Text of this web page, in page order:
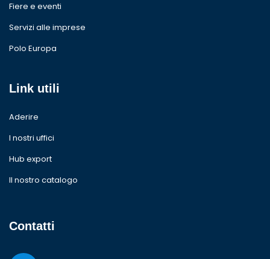
Fiere e eventi
Servizi alle imprese
Polo Europa
Link utili
Aderire
I nostri uffici
Hub export
Il nostro catalogo
Contatti